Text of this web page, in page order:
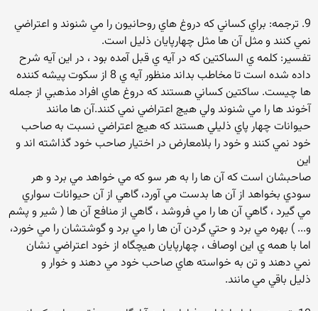
9. ترجمه: براي كساني كه دروغ هاي روحانيون را مي شنوند و اعتراضي
نمي كنند و مثل آن ها مثل چهارپايان ذليل است.
تفسير: كلمه ي الساكتين كه در آيه ي قبل آمده بود ، در اين آيه شرح
داده شده است تا مخاطب بداند منظور آيه ي 8 از سكوت پيشه كننده
ها چيست. ساكتين كساني هستند كه دروغ هاي افراد مذهبي از جمله
آخوند ها را مي شنوند ولي هيچ اعتراضي نمي كنند.آن ها مانند
حيوانات چهار پاي ذليلي هستند كه هيچ اعتراضي نسبت به صاحب
خود نمي كنند و خود را بلامعارض در اختيار صاحب خود گذاشته اند و
اين
صاحبشان است كه آن ها را به هر سو كه مي خواهد مي برد و هر
سودي بخواهد از آن ها بدست مي آورد، گاهي از آن حيوانات سواري
مي گيرد ، گاهي آن ها را مي فروشد ، گاهي از منافع آن ها ( شير و پشم
و... ) بهره مي برد و حتي گردن آن ها را مي برد و گوشتشان را مي خورد،
اما با همه ي اين اوصاف ، چهارپايان هيچگاه از خود اعتراضي نشان
نمي دهند و تن به خواسته هاي صاحب خود مي دهند و خوار و
ذليل باقي مي مانند.